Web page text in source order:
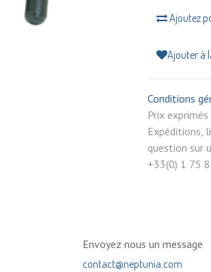
Ajoutez
Ajouter à
Conditions
Prix
Expéditions,
question sur
+33(0) 1 75
Envoyez nous un message
contact@neptunia.com